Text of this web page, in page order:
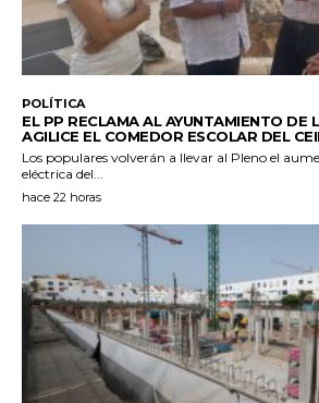
POLÍTICA
EL PP RECLAMA AL AYUNTAMIENTO DE
AGILICE EL COMEDOR ESCOLAR DEL
Los populares volverán a llevar al Pleno el
eléctrica del...
hace 22 horas